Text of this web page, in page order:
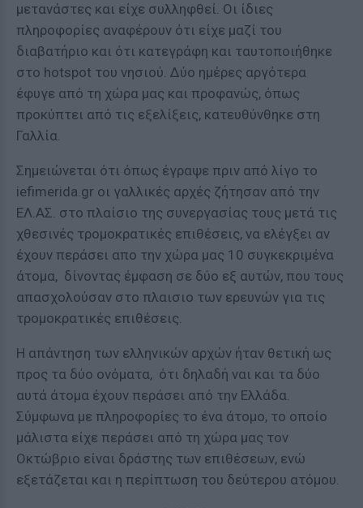
μετανάστες και είχε συλληφθεί. Οι ίδιες
πληροφορίες αναφέρουν ότι είχε μαζί του
διαβατήριο και ότι κατεγράφη και ταυτοποιήθηκε
στο hotspot του νησιού. Δύο ημέρες αργότερα
έφυγε από τη χώρα μας και προφανώς, όπως
προκύπτει από τις εξελίξεις, κατευθύνθηκε στη
Γαλλία.
Σημειώνεται ότι όπως έγραψε πριν από λίγο το
iefimerida.gr οι γαλλικές αρχές ζήτησαν από την
ΕΛ.ΑΣ. στο πλαίσιο της συνεργασίας τους μετά τις
χθεσινές τρομοκρατικές επιθέσεις, να ελέγξει αν
έχουν περάσει απο την χώρα μας 10 συγκεκριμένα
άτομα, δίνοντας έμφαση σε δύο εξ αυτών, που τους
απασχολούσαν στο πλαισιο των ερευνών για τις
τρομοκρατικές επιθέσεις.
Η απάντηση των ελληνικών αρχών ήταν θετική ως
προς τα δύο ονόματα, ότι δηλαδή ναι και τα δύο
αυτά άτομα έχουν περάσει από την Ελλάδα.
Σύμφωνα με πληροφορίες το ένα άτομο, το οποίο
μάλιστα είχε περάσει από τη χώρα μας τον
Οκτώβριο είναι δράστης των επιθέσεων, ενώ
εξετάζεται και η περίπτωση του δεύτερου ατόμου.